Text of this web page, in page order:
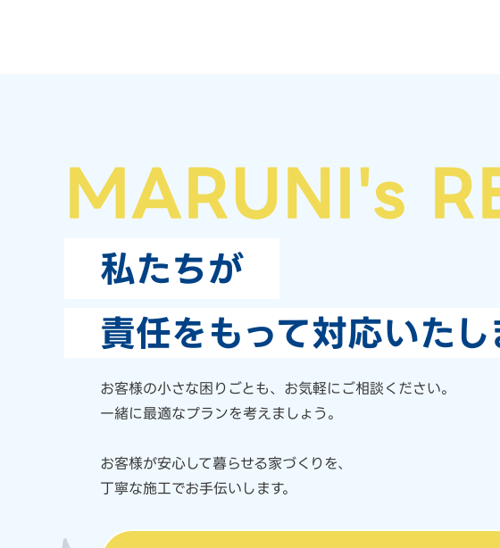
MARUNI's
私たちが
責任をもって対応いたし
お客様の小さな困りごとも、 お気軽にご相談ください。
一緒に最適なプランを考えましょう。
お客様が安心して暮らせる家づくりを、
丁寧な施工でお手伝いします。